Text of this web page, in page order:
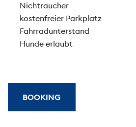
Nichtraucher
kostenfreier Parkplatz
Fahrradunterstand
Hunde erlaubt
BOOKING